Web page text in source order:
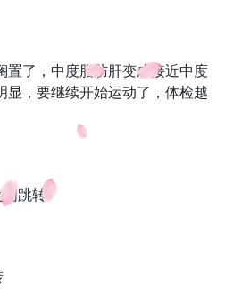
置了，中度脂肪肝变成接近中度
显，要继续开始运动了，体检越
跳转